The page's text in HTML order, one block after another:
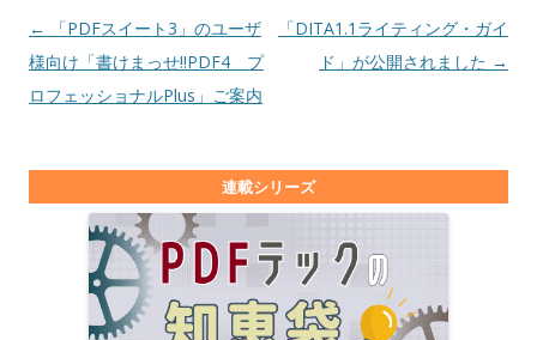
投稿ナビゲーション
←
「PDFスイート3」のユーザ
様向け「書けまっせ!!PDF4 プ
ロフェッショナルPlus」ご案内
「DITA1.1ライティング・ガイ
ド」が公開されました →
連載シリーズ